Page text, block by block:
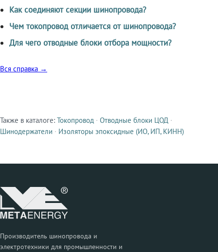
Как соединяют секции шинопровода?
Чем токопровод отличается от шинопровода?
Для чего отводные блоки отбора мощности?
Вся справка →
Смежные продукты
Также в каталоге: Токопровод · Отводные блоки ЦОД ·
Шинодержатели · Изоляторы эпоксидные (ИО, ИП, КИНН)
Производитель шинопровода и
электротехники для промышленности и